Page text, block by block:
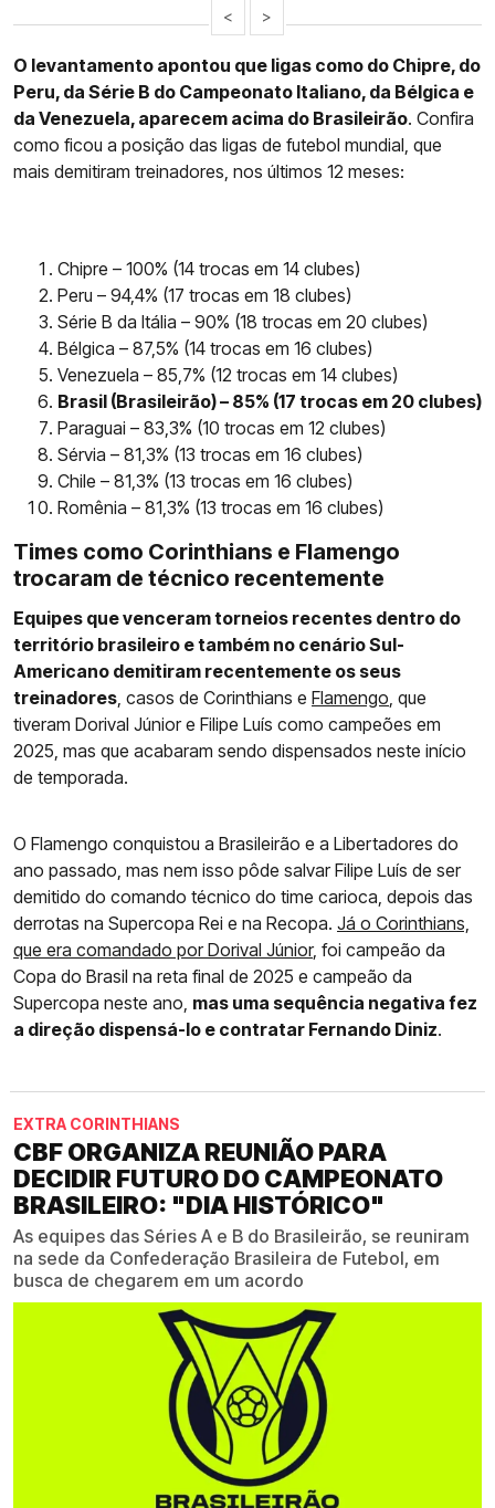
< >
O levantamento apontou que ligas como do Chipre, do
Peru, da Série B do Campeonato Italiano, da Bélgica e
da Venezuela, aparecem acima do Brasileirão. Confira
como ficou a posição das ligas de futebol mundial, que
mais demitiram treinadores, nos últimos 12 meses:
Chipre – 100% (14 trocas em 14 clubes)
Peru – 94,4% (17 trocas em 18 clubes)
Série B da Itália – 90% (18 trocas em 20 clubes)
Bélgica – 87,5% (14 trocas em 16 clubes)
Venezuela – 85,7% (12 trocas em 14 clubes)
Brasil (Brasileirão) – 85% (17 trocas em 20 clubes)
Paraguai – 83,3% (10 trocas em 12 clubes)
Sérvia – 81,3% (13 trocas em 16 clubes)
Chile – 81,3% (13 trocas em 16 clubes)
Romênia – 81,3% (13 trocas em 16 clubes)
Times como Corinthians e Flamengo
trocaram de técnico recentemente
Equipes que venceram torneios recentes dentro do
território brasileiro e também no cenário Sul-
Americano demitiram recentemente os seus
treinadores, casos de Corinthians e Flamengo, que
tiveram Dorival Júnior e Filipe Luís como campeões em
2025, mas que acabaram sendo dispensados neste início
de temporada.
O Flamengo conquistou a Brasileirão e a Libertadores do
ano passado, mas nem isso pôde salvar Filipe Luís de ser
demitido do comando técnico do time carioca, depois das
derrotas na Supercopa Rei e na Recopa. Já o Corinthians,
que era comandado por Dorival Júnior, foi campeão da
Copa do Brasil na reta final de 2025 e campeão da
Supercopa neste ano, mas uma sequência negativa fez
a direção dispensá-lo e contratar Fernando Diniz.
EXTRA CORINTHIANS
CBF ORGANIZA REUNIÃO PARA
DECIDIR FUTURO DO CAMPEONATO
BRASILEIRO: "DIA HISTÓRICO"
As equipes das Séries A e B do Brasileirão, se reuniram
na sede da Confederação Brasileira de Futebol, em
busca de chegarem em um acordo